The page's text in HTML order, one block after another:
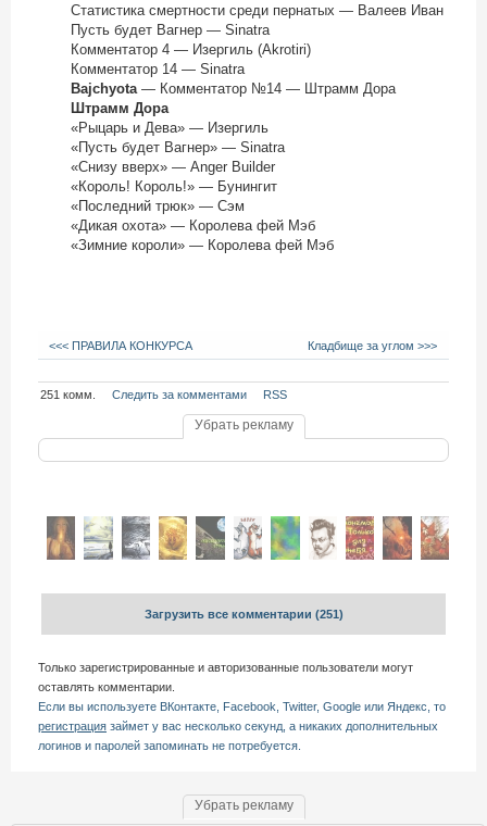
Статистика смертности среди пернатых — Валеев Иван
Пусть будет Вагнер — Sinatra
Комментатор 4 — Изергиль (Akrotiri)
Комментатор 14 — Sinatra
Bajchyota — Комментатор №14 — Штрамм Дора
Штрамм Дора
«Рыцарь и Дева» — Изергиль
«Пусть будет Вагнер» — Sinatra
«Снизу вверх» — Anger Builder
«Король! Король!» — Бунингит
«Последний трюк» — Сэм
«Дикая охота» — Королева фей Мэб
«Зимние короли» — Королева фей Мэб
<<< ПРАВИЛА КОНКУРСА Кладбище за углом >>>
251 комм. Следить за комментами RSS
Убрать рекламу
Загрузить все комментарии (251)
Только зарегистрированные и авторизованные пользователи могут
оставлять комментарии.
Если вы используете ВКонтакте, Facebook, Twitter, Google или Яндекс, то
регистрация займет у вас несколько секунд, а никаких дополнительных
логинов и паролей запоминать не потребуется.
Убрать рекламу